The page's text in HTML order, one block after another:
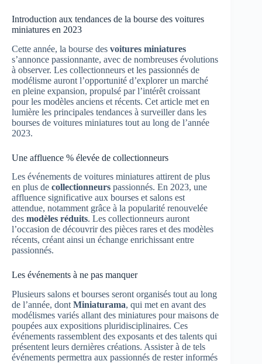
Introduction aux tendances de la bourse des voitures
miniatures en 2023
Cette année, la bourse des voitures miniatures
s’annonce passionnante, avec de nombreuses évolutions
à observer. Les collectionneurs et les passionnés de
modélisme auront l’opportunité d’explorer un marché
en pleine expansion, propulsé par l’intérêt croissant
pour les modèles anciens et récents. Cet article met en
lumière les principales tendances à surveiller dans les
bourses de voitures miniatures tout au long de l’année
2023.
Une affluence % élevée de collectionneurs
Les événements de voitures miniatures attirent de plus
en plus de collectionneurs passionnés. En 2023, une
affluence significative aux bourses et salons est
attendue, notamment grâce à la popularité renouvelée
des modèles réduits. Les collectionneurs auront
l’occasion de découvrir des pièces rares et des modèles
récents, créant ainsi un échange enrichissant entre
passionnés.
Les événements à ne pas manquer
Plusieurs salons et bourses seront organisés tout au long
de l’année, dont Miniaturama, qui met en avant des
modélismes variés allant des miniatures pour maisons de
poupées aux expositions pluridisciplinaires. Ces
événements rassemblent des exposants et des talents qui
présentent leurs dernières créations. Assister à de tels
événements permettra aux passionnés de rester informés